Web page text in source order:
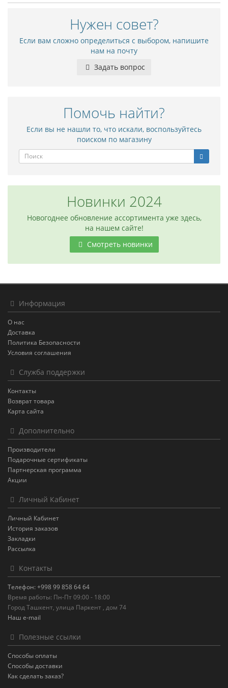
Нужен совет?
Если вам сложно определиться с выбором, напишите
нам на почту
Задать вопрос
Помочь найти?
Если вы не нашли то, что искали, воспользуйтесь
поиском по магазину
Новинки 2024
Новогоднее обновление ассортимента уже здесь,
на нашем сайте!
Смотреть новинки
Информация
О нас
Доставка
Политика Безопасности
Условия соглашения
Служба поддержки
Контакты
Возврат товара
Карта сайта
Дополнительно
Производители
Подарочные сертификаты
Партнерская программа
Акции
Личный Кабинет
Личный Кабинет
История заказов
Закладки
Рассылка
Контакты
Телефон: +998 99 858 64 64
Время работы: Пн-Пт 09:00 - 18:00
Город Ташкент, улица Паркент , дом 74
Наш e-mail
Полезные ссылки
Способы оплаты
Способы доставки
Как сделать заказ?